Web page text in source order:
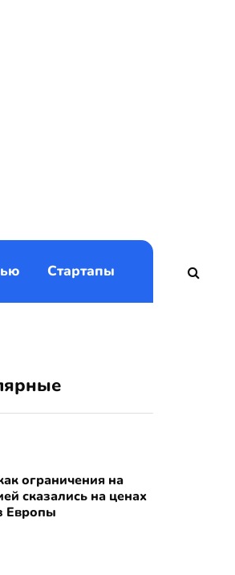
Стартапы
ограничения на
сказались на ценах
Европы